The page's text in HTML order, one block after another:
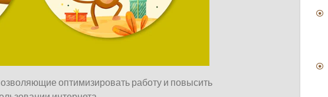
оптимизировать работу и повысить